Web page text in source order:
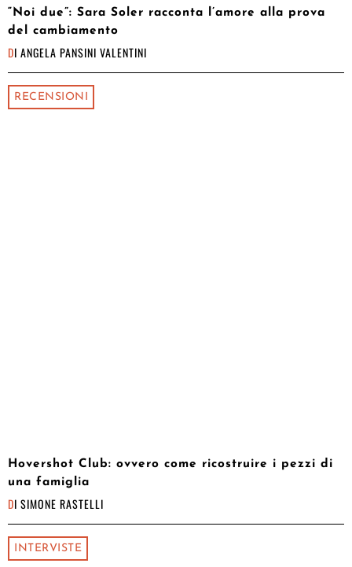
“Noi due”: Sara Soler racconta l’amore alla prova
del cambiamento
DI ANGELA PANSINI VALENTINI
RECENSIONI
Hovershot Club: ovvero come ricostruire i pezzi di
una famiglia
DI SIMONE RASTELLI
INTERVISTE